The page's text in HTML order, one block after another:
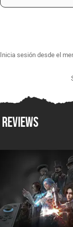
Inicia sesión desde el
Reviews